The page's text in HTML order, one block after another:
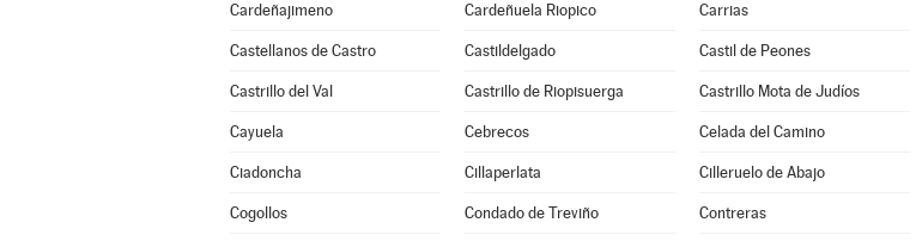
Cardeñajimeno Cardeñuela Riopico Carrias
Castellanos de Castro Castildelgado Castil de Peones
Castrillo del Val Castrillo de Riopisuerga Castrillo Mota de Judíos
Cayuela Cebrecos Celada del Camino
Ciadoncha Cillaperlata Cilleruelo de Abajo
Cogollos Condado de Treviño Contreras